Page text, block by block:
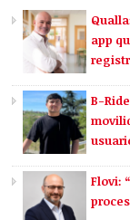
app
B-
Flovi: